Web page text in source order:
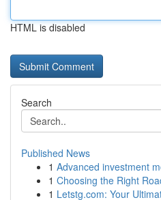
HTML is disabled
Search
Published News
1 Advanced investment
1 Choosing the Right
1 Letstg.com: Your